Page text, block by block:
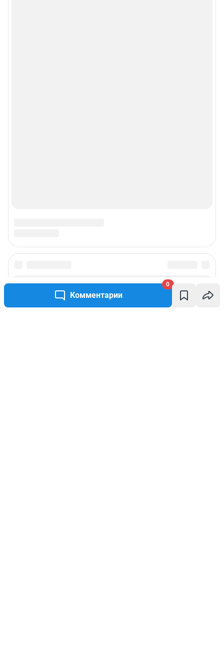
Комментарии
0